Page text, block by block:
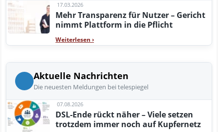
17.03.2026
Mehr Transparenz für Nutzer – Gericht
nimmt Plattform in die Pflicht
Weiterlesen ›
Aktuelle Nachrichten
Die neuesten Meldungen bei telespiegel
07.08.2026
DSL-Ende rückt näher – Viele setzen
trotzdem immer noch auf Kupfernetz